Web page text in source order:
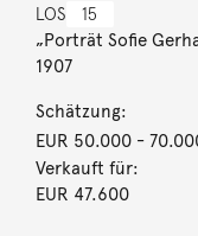
LOS 15
„Porträt Sofie
1907
Schätzung:
EUR 50.000-
Verkauft für:
EUR 47.600